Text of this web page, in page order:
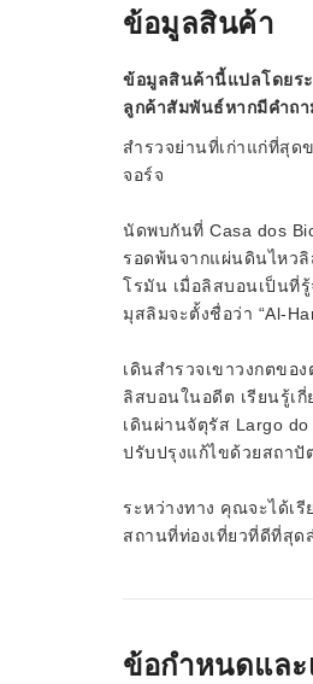
ข้อมูลสินค้า
ข้อมูลสินค้านี้แปลโดยร
ลูกค้าสัมพันธ์หากมีคำถา
สำรวจย่านที่เก่าแก่ที่สุด
จอร์จ
นัดพบกันที่ Casa dos
รอดพ้นจากแผ่นดินไหว
โรมัน เมื่อลิสบอนเป็นที่
มุสลิมจะตั้งชื่อว่า “Al-
เดินสำรวจเขาวงกตข
ลิสบอนในอดีต เรียนรู้เ
เดินผ่านจัตุรัส Largo
ปรับปรุงแก้ไขด้วยสถาปั
ระหว่างทาง คุณจะได้เ
สถานที่ท่องเที่ยวที่ดีที่สุด
ข้อกำหนดและ